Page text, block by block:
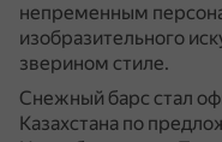
непременным
изобразительного
зверином стиле.
Снежный барс стал
Казахстана по